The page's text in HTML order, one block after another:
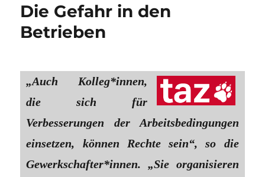
Die Gefahr in den
Betrieben
„Auch Kolleg*innen,
die sich für
Verbesserungen der Arbeitsbedingungen
einsetzen, können Rechte sein“, so die
Gewerkschafter*innen. „Sie organisieren